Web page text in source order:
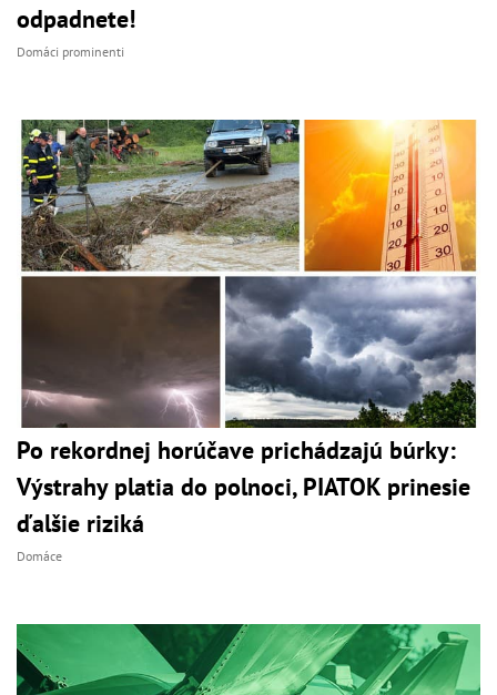
odpadnete!
Domáci prominenti
Po rekordnej horúčave prichádzajú búrky:
Výstrahy platia do polnoci, PIATOK prinesie
ďalšie riziká
Domáce